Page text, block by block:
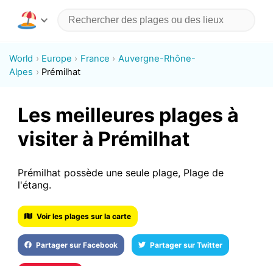
World Europe France
Auvergne-Rhône-
Alpes
Prémilhat
Les meilleures plages à
visiter à Prémilhat
Prémilhat possède une seule plage, Plage de
l'étang.
Voir les plages sur la carte
Partager sur Facebook Partager sur Twitter